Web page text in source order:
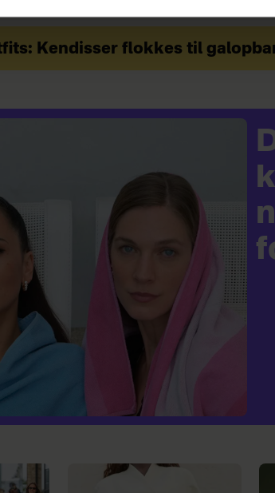
og behandling af dine
ogcookiepolitik .
Kendisser flokkes til